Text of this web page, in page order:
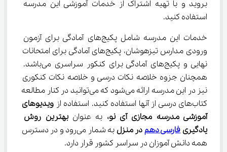
بروید و با تهیه اشتراک از خدمات آموزشی این مدرسه
استفاده کنید.
خدمات این مدرسه شامل پکیج‌های آمادگی برای آزمون
ورودی مدارس تیزهوشان، پکیج‌های آمادگی برای امتحانات
نهایی و پکیج‌های آمادگی برای کنکور سراسری می‌باشد.
همچنان جزوه خلاصه نکات درسی و خلاصه نکات کنکوری
نیز در این مدرسه ارائه می‌شود که می‌توانید در کنار مطالعه
کتاب‌های درسی از آنها استفاده کنید. استفاده از
ویدیوهای
آموزشی مدرسه مجازی آی نو، به عنوان بهترین روش
یادگیری فارسی دهم در منزل
به شمار می‌رود و در دسترس
همه دانش آموزان در سراسر کشور قرار دارد.